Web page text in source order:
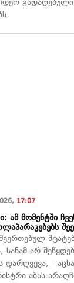
17:07
ამ მომენტში
სანამ არ
დარღვევა, -
აბას